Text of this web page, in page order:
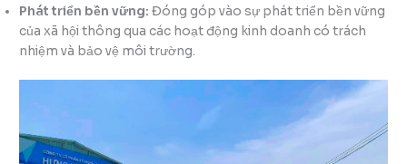
Phát triển bền vững: Đóng góp vào sự phát triển bền vững
của xã hội thông qua các hoạt động kinh doanh có trách
nhiệm và bảo vệ môi trường.